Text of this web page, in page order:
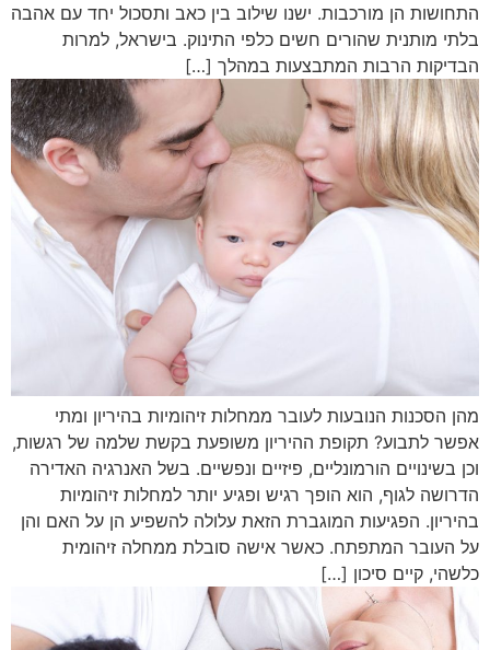
התחושות הן מורכבות. ישנו שילוב בין כאב ותסכול יחד עם אהבה
בלתי מותנית שהורים חשים כלפי התינוק. בישראל, למרות
הבדיקות הרבות המתבצעות במהלך […]
מהן הסכנות הנובעות לעובר ממחלות זיהומיות בהיריון ומתי
אפשר לתבוע? תקופת ההיריון משופעת בקשת שלמה של רגשות,
וכן בשינויים הורמונליים, פיזיים ונפשיים. בשל האנרגיה האדירה
הדרושה לגוף, הוא הופך רגיש ופגיע יותר למחלות זיהומיות
בהיריון. הפגיעות המוגברת הזאת עלולה להשפיע הן על האם והן
על העובר המתפתח. כאשר אישה סובלת ממחלה זיהומית
כלשהי, קיים סיכון […]